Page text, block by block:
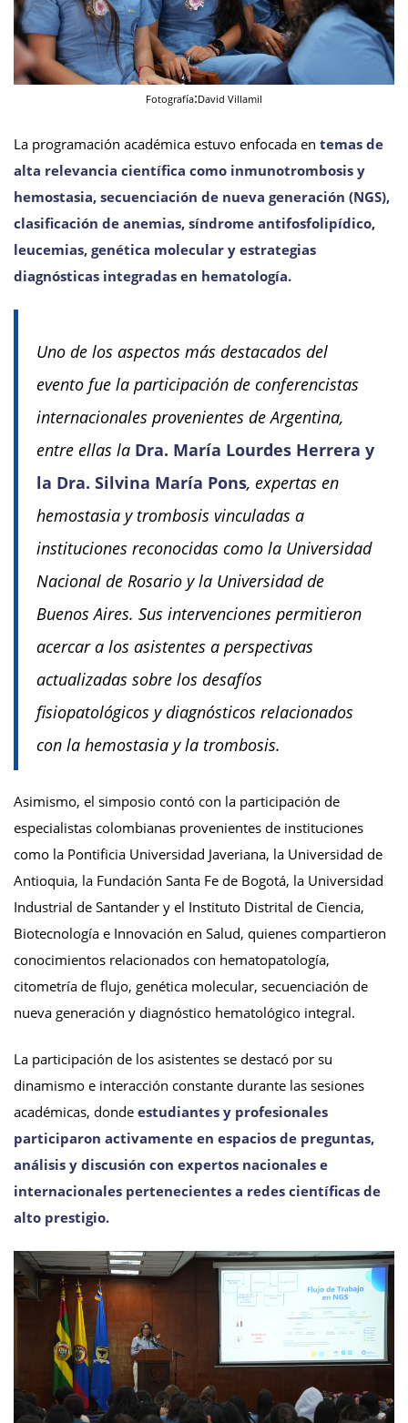
Fotografía:David Villamil
La programación académica estuvo enfocada en temas de
alta relevancia científica como inmunotrombosis y
hemostasia, secuenciación de nueva generación (NGS),
clasificación de anemias, síndrome antifosfolipídico,
leucemias, genética molecular y estrategias
diagnósticas integradas en hematología.
Uno de los aspectos más destacados del
evento fue la participación de conferencistas
internacionales provenientes de Argentina,
entre ellas la Dra. María Lourdes Herrera y
la Dra. Silvina María Pons, expertas en
hemostasia y trombosis vinculadas a
instituciones reconocidas como la Universidad
Nacional de Rosario y la Universidad de
Buenos Aires. Sus intervenciones permitieron
acercar a los asistentes a perspectivas
actualizadas sobre los desafíos
fisiopatológicos y diagnósticos relacionados
con la hemostasia y la trombosis.
Asimismo, el simposio contó con la participación de
especialistas colombianas provenientes de instituciones
como la Pontificia Universidad Javeriana, la Universidad de
Antioquia, la Fundación Santa Fe de Bogotá, la Universidad
Industrial de Santander y el Instituto Distrital de Ciencia,
Biotecnología e Innovación en Salud, quienes compartieron
conocimientos relacionados con hematopatología,
citometría de flujo, genética molecular, secuenciación de
nueva generación y diagnóstico hematológico integral.
La participación de los asistentes se destacó por su
dinamismo e interacción constante durante las sesiones
académicas, donde estudiantes y profesionales
participaron activamente en espacios de preguntas,
análisis y discusión con expertos nacionales e
internacionales pertenecientes a redes científicas de
alto prestigio.